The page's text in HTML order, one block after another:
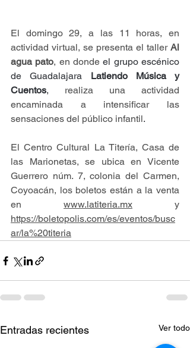
El domingo 29, a las 11 horas, en
actividad virtual, se presenta el taller Al
agua pato, en donde el grupo escénico
de Guadalajara Latiendo Música y
Cuentos, realiza una actividad
encaminada a intensificar las
sensaciones del público infantil.
El Centro Cultural La Titería, Casa de
las Marionetas, se ubica en Vicente
Guerrero núm. 7, colonia del Carmen,
Coyoacán, los boletos están a la venta
en www.latiteria.mx
https://boletopolis.com/es/eventos/busc
ar/la%20titeria
Entradas recientes Ver todo